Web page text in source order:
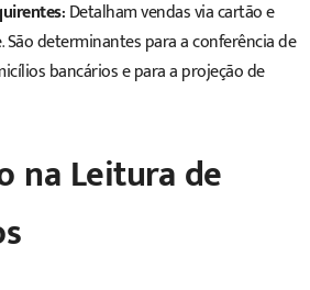
Detalham vendas via cartão e
São determinantes para a conferência de
bancários e para a projeção de
na Leitura de